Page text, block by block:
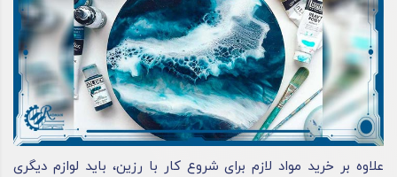
علاوه بر خرید مواد لازم برای شروع کار با رزین، باید لوازم دیگری